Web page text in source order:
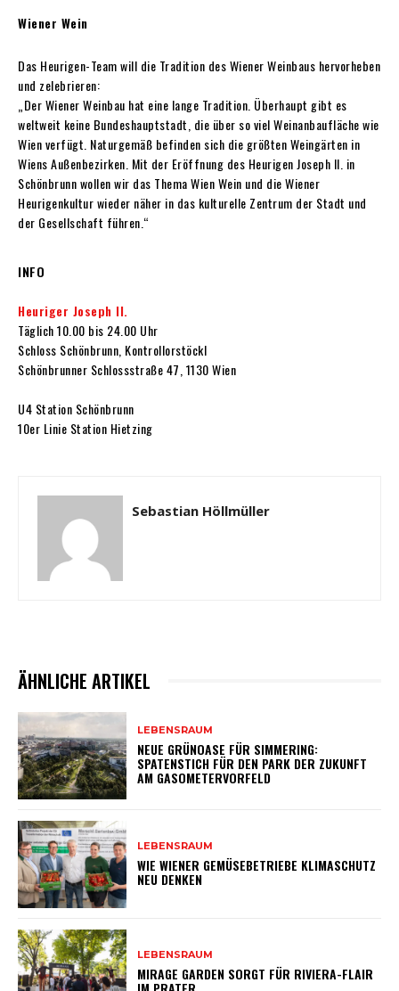
Wiener Wein
Das Heurigen-Team will die Tradition des Wiener Weinbaus hervorheben
und zelebrieren:
„Der Wiener Weinbau hat eine lange Tradition. Überhaupt gibt es
weltweit keine Bundeshauptstadt, die über so viel Weinanbaufläche wie
Wien verfügt. Naturgemäß befinden sich die größten Weingärten in
Wiens Außenbezirken. Mit der Eröffnung des Heurigen Joseph II. in
Schönbrunn wollen wir das Thema Wien Wein und die Wiener
Heurigenkultur wieder näher in das kulturelle Zentrum der Stadt und
der Gesellschaft führen.“
INFO
Heuriger Joseph II.
Täglich 10.00 bis 24.00 Uhr
Schloss Schönbrunn, Kontrollorstöckl
Schönbrunner Schlossstraße 47, 1130 Wien
U4 Station Schönbrunn
10er Linie Station Hietzing
Sebastian Höllmüller
ÄHNLICHE ARTIKEL
LEBENSRAUM
NEUE GRÜNOASE FÜR SIMMERING:
SPATENSTICH FÜR DEN PARK DER ZUKUNFT
AM GASOMETERVORFELD
LEBENSRAUM
WIE WIENER GEMÜSEBETRIEBE KLIMASCHUTZ
NEU DENKEN
LEBENSRAUM
MIRAGE GARDEN SORGT FÜR RIVIERA-FLAIR